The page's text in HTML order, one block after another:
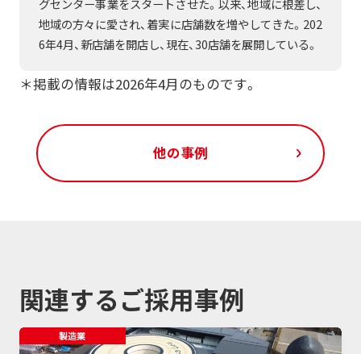
地域の方々に愛され、着実に店舗数を増やしてきた。202
6年4月、新店舗を開店し、現在、30店舗を展開している。
＊掲載の情報は2026年4月のものです。
他の事例
関連するご採用事例
製造業